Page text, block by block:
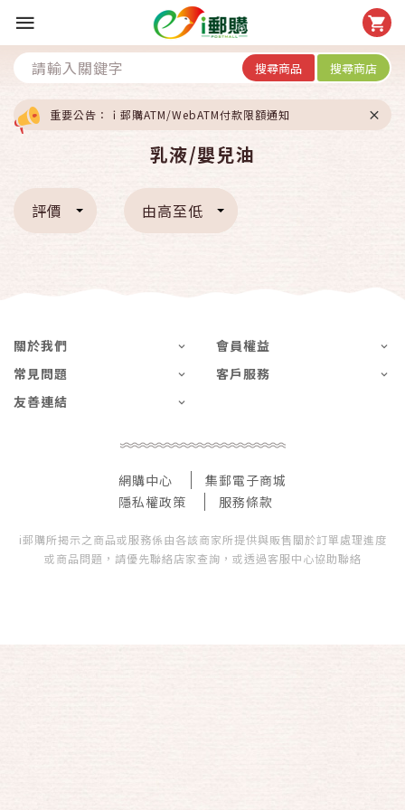
搜尋商品 搜尋商店
重要公告：ｉ郵購ATM/WebATM付款限額通知
乳液/嬰兒油
評價 由高至低
關於我們
會員權益
常見問題
客戶服務
友善連結
網購中心
集郵電子商城
隱私權政策
服務條款
i郵購所揭示之商品或服務係由各該商家所提供與販售關於訂單處理進度
或商品問題，請優先聯絡店家查詢，或透過客服中心協助聯絡